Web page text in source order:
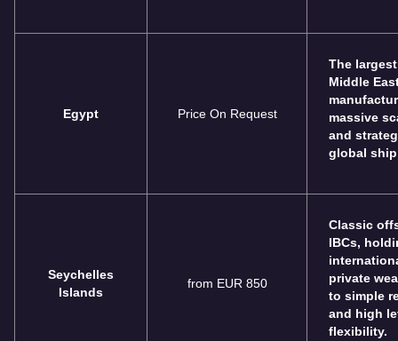
Egypt Price On Request
The
Middle
massive
and
global
Seychelles
Islands
from EUR 850
Classic
IBCs,
private
to simple
and high
flexibility.